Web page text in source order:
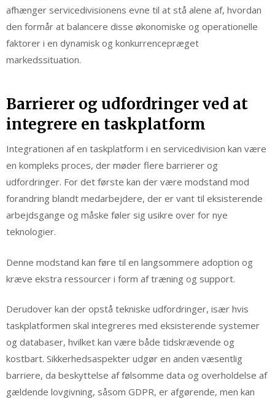
afhænger servicedivisionens evne til at stå alene af, hvordan
den formår at balancere disse økonomiske og operationelle
faktorer i en dynamisk og konkurrencepræget
markedssituation.
Barrierer og udfordringer ved at
integrere en taskplatform
Integrationen af en taskplatform i en servicedivision kan være
en kompleks proces, der møder flere barrierer og
udfordringer. For det første kan der være modstand mod
forandring blandt medarbejdere, der er vant til eksisterende
arbejdsgange og måske føler sig usikre over for nye
teknologier.
Denne modstand kan føre til en langsommere adoption og
kræve ekstra ressourcer i form af træning og support.
Derudover kan der opstå tekniske udfordringer, især hvis
taskplatformen skal integreres med eksisterende systemer
og databaser, hvilket kan være både tidskrævende og
kostbart. Sikkerhedsaspekter udgør en anden væsentlig
barriere, da beskyttelse af følsomme data og overholdelse af
gældende lovgivning, såsom GDPR, er afgørende, men kan